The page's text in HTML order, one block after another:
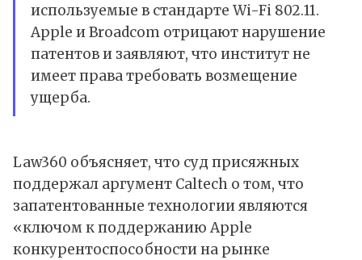
используемые в стандарте Wi-Fi 802.11.
Apple и Broadcom отрицают нарушение
патентов и заявляют, что институт не
имеет права требовать возмещение
ущерба.
Law360 объясняет, что суд присяжных
поддержал аргумент Caltech о том, что
запатентованные технологии являются
«ключом к поддержанию Apple
конкурентоспособности на рынке